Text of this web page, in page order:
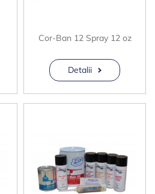
Cor-Ban 12 Spray 12 oz
Detalii